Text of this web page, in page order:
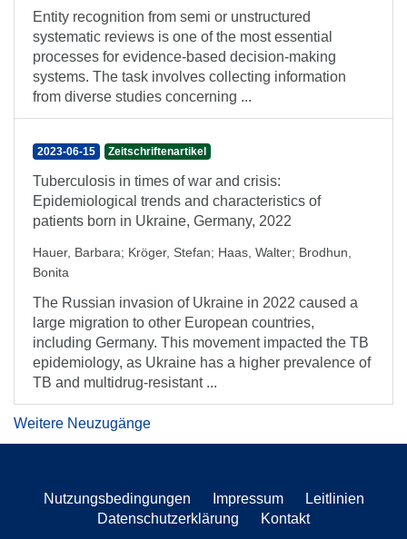
Entity recognition from semi or unstructured
systematic reviews is one of the most essential
processes for evidence-based decision-making
systems. The task involves collecting information
from diverse studies concerning ...
2023-06-15 Zeitschriftenartikel
Tuberculosis in times of war and crisis:
Epidemiological trends and characteristics of
patients born in Ukraine, Germany, 2022
Hauer, Barbara; Kröger, Stefan; Haas, Walter; Brodhun,
Bonita
The Russian invasion of Ukraine in 2022 caused a
large migration to other European countries,
including Germany. This movement impacted the TB
epidemiology, as Ukraine has a higher prevalence of
TB and multidrug-resistant ...
Weitere Neuzugänge
Nutzungsbedingungen Impressum
Leitlinien
Datenschutzerklärung
Kontakt